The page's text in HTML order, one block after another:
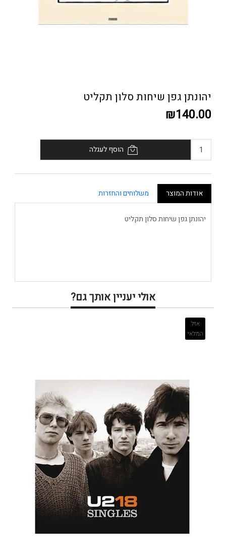
יהונתן גפן שיחות סלון תקליט
₪140.00
הוסף לעגלה
אודות המוצר משלוחים והחזרות
יהונתן גפן שיחות סלון תקליט
אולי יעניין אותך גם?
אזל
המלאי